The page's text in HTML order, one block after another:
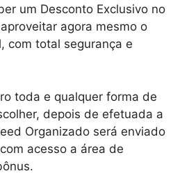
um Desconto Exclusivo no
agora mesmo o
com total segurança e
toda e qualquer forma de
depois de efetuada a
Organizado será enviado
acesso a área de